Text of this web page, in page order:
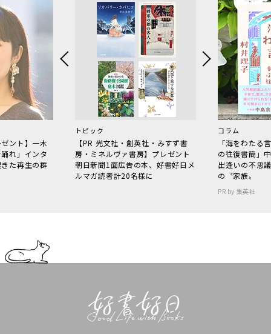
ント】一木
れ」インタ
た再生の群
トピック
【PR 光文社・創英社・みすず書
房・ミネルヴァ書房】プレゼント
朝日新聞1面広告の本、好書好日メ
ルマガ読者計20名様に
コラム
「海をわた
の往復書簡」
出逢いの不思
の〝家族〟
PR by 集英社